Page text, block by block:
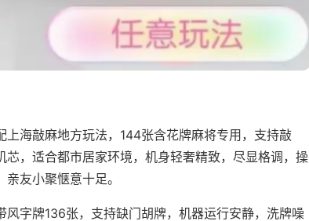
上海敲麻地方玩法，144张含花牌麻将专用，支持敲
，适合都市居家环境，机身轻奢精致，尽显格调，操
友小聚惬意十足。
字牌136张，支持缺门胡牌，机器运行安静，洗牌噪